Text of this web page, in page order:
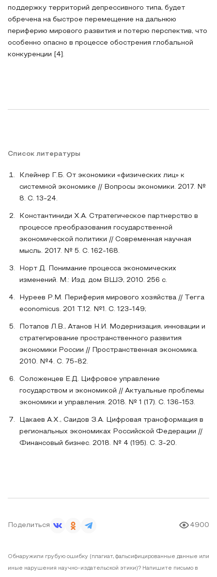
поддержку территорий депрессивного типа, будет
обречена на быстрое перемещение на дальнюю
периферию мирового развития и потерю перспектив, что
особенно опасно в процессе обострения глобальной
конкуренции [4].
Список литературы
Клейнер Г.Б. От экономики «физических лиц» к
системной экономике // Вопросы экономики. 2017. №
8. С. 13-24.
Константиниди Х.А. Стратегическое партнерство в
процессе преобразования государственной
экономической политики // Современная научная
мысль. 2017. № 5. С. 162-168.
Норт Д. Понимание процесса экономических
изменений. М.: Изд. дом ВШЭ, 2010. 256 с.
Нуреев Р.М. Периферия мирового хозяйства // Terra
economicus. 201 Т.12. №1. С. 123-149;
Потапов Л.В., Атанов Н.И. Модернизация, инновации и
стратегирование пространственного развития
экономики России // Пространственная экономика.
2010. №4. С. 75-82.
Соложенцев Е.Д. Цифровое управление
государством и экономикой // Актуальные проблемы
экономики и управления. 2018. № 1 (17). С. 136-153.
Цакаев А.Х., Саидов З.А. Цифровая трансформация в
региональных экономиках Российской Федерации //
Финансовый бизнес. 2018. № 4 (195). С. 3-20.
Поделиться 4900
Обнаружили грубую ошибку (плагиат, фальсифицированные данные или
иные нарушения научно-издательской этики)? Напишите письмо в